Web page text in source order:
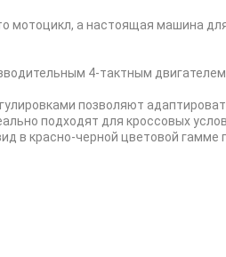
мотоцикл, а настоящая машина
4-тактным
позволяют
подходят для кроссовых
в красно-черной цветовой